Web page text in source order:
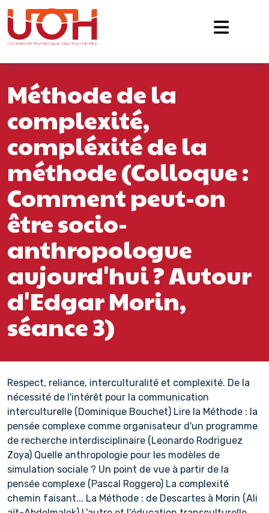
Passer au contenu
Navigation principale
Méthode de la
complexité,
compléxité de la
méthode (Colloque :
Comment peut-on
être socio-
anthropologue
aujourd'hui ? Autour
d'Edgar Morin,
séance 3)
Respect, reliance, interculturalité et complexité. De la
nécessité de l'intérêt pour la communication
interculturelle (Dominique Bouchet) Lire la Méthode : la
pensée complexe comme organisateur d'un programme
de recherche interdisciplinaire (Leonardo Rodriguez
Zoya) Quelle anthropologie pour les modèles de
simulation sociale ? Un point de vue à partir de la
pensée complexe (Pascal Roggero) La complexité
chemin faisant... La Méthode : de Descartes à Morin (Ali